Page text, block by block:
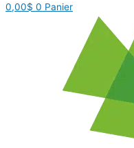
0,00$ 0 Panier